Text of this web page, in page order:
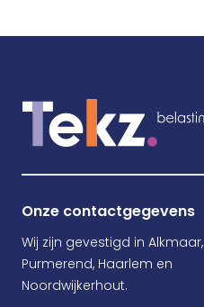
Onze contactgegevens
Wij zijn gevestigd in Alkmaar,
Purmerend, Haarlem en
Noordwijkerhout.